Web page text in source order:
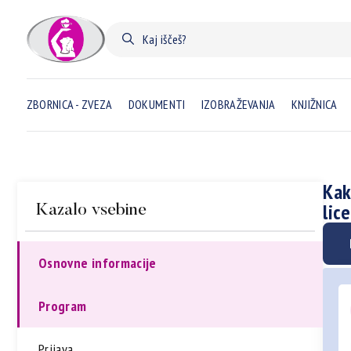
ZBORNICA - ZVEZA DOKUMENTI IZOBRAŽEVANJA KNJIŽNICA
Kazalo vsebine
Osnovne informacije
Program